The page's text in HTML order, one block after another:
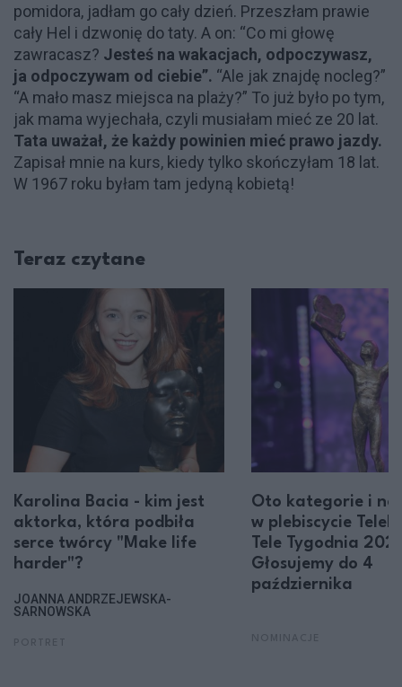
pomidora, jadłam go cały dzień. Przeszłam prawie
cały Hel i dzwonię do taty. A on: “Co mi głowę
zawracasz? Jesteś na wakacjach, odpoczywasz,
ja odpoczywam od ciebie”. “Ale jak znajdę nocleg?”
“A mało masz miejsca na plaży?” To już było po tym,
jak mama wyjechała, czyli musiałam mieć ze 20 lat.
Tata uważał, że każdy powinien mieć prawo jazdy.
Zapisał mnie na kurs, kiedy tylko skończyłam 18 lat.
W 1967 roku byłam tam jedyną kobietą!
Teraz czytane
Karolina Bacia - kim jest
aktorka, która podbiła
serce twórcy "Make life
harder"?
JOANNA ANDRZEJEWSKA-
SARNOWSKA
Oto kategorie i
w plebiscycie
Tele Tygodnia
Głosujemy do 4
października